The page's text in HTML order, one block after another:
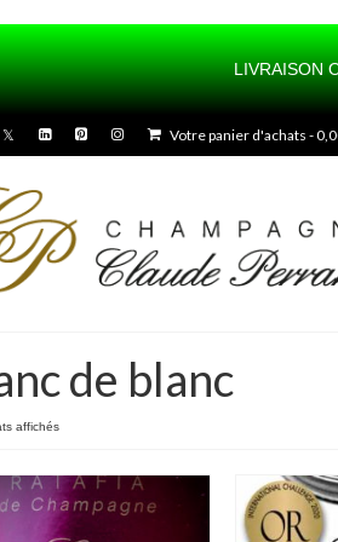
LIVRAISON
Votre panier d'achats -
de blanc
affichés